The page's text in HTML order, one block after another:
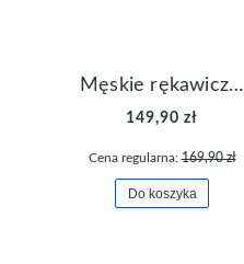
Męskie rękawiczki Nike Dri-FIT Lightweight Gloves N.RG.M0.082
149,90 zł
Cena regularna:169,90 zł
Do koszyka